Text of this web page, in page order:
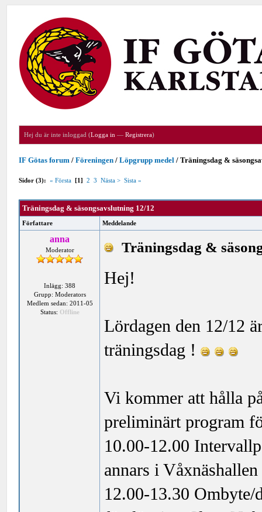
Hej du är inte inloggad (Logga in —Registrera)
IF Götas forum /Föreningen /Löpgrupp medel /Träningsdag &
Sidor (3): « Första [1] 2 3 Nästa > Sista »
Träningsdag & säsongsavslutning 12/12
Författare Meddelande
anna
Moderator
Inlägg: 388
Grupp: Moderators
Medlem sedan: 2011-05
Status: Offline
Träningsdag &
Hej!
Lördagen den 12/12
träningsdag !
Vi kommer att hålla
preliminärt program
10.00-12.00
annars i Våxnäshallen
12.00-13.30